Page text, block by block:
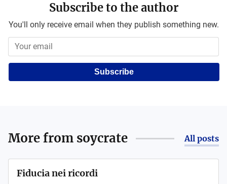
Subscribe to the author
You'll only receive email when they publish something new.
Subscribe
More from soycrate All posts
Fiducia nei ricordi